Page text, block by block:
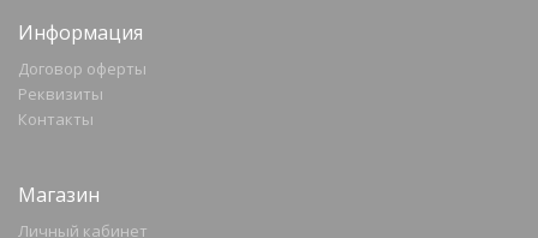
Информация
Договор оферты
Реквизиты
Контакты
Магазин
Личный кабинет